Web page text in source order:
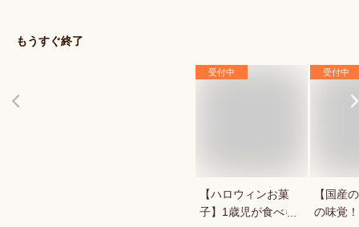
もうすぐ終了
受付中
【ハロウィンお菓
子】1歳児が食べら
受付中
【国産
の味覚